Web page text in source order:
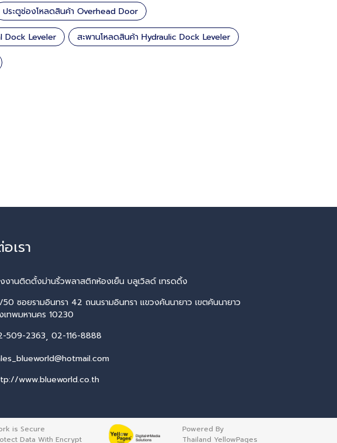
ประตูช่องโหลดสินค้า Overhead Door
Dock Leveler สะพานโหลดสินค้า Hydraulic Dock Leveler
เรา
งงานติดตั้งม่านริ้วพลาสติกห้องเย็น บลูเวิลด์ เทรดดิ้ง
ซอยรามอินทรา 42 ถนนรามอินทรา แขวงคันนายาว เขตคันนายาว
เทพมหานคร 10230
509-2363, 02-116-8888
www.blueworld.co.th
is Secure
Data With Encrypt
Powered By
Thailand YellowPages